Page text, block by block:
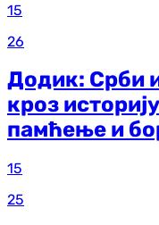
15
26
Додик: Срби
кроз
памћење и
15
25